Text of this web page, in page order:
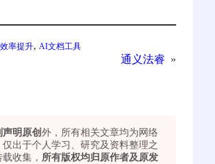
率提升, AI文档工具
通义法睿 »
声明原创 外，所有相关文章均为网络
出于个人学习、研究及资料整理之
收集， 所有版权均归原作者及原发